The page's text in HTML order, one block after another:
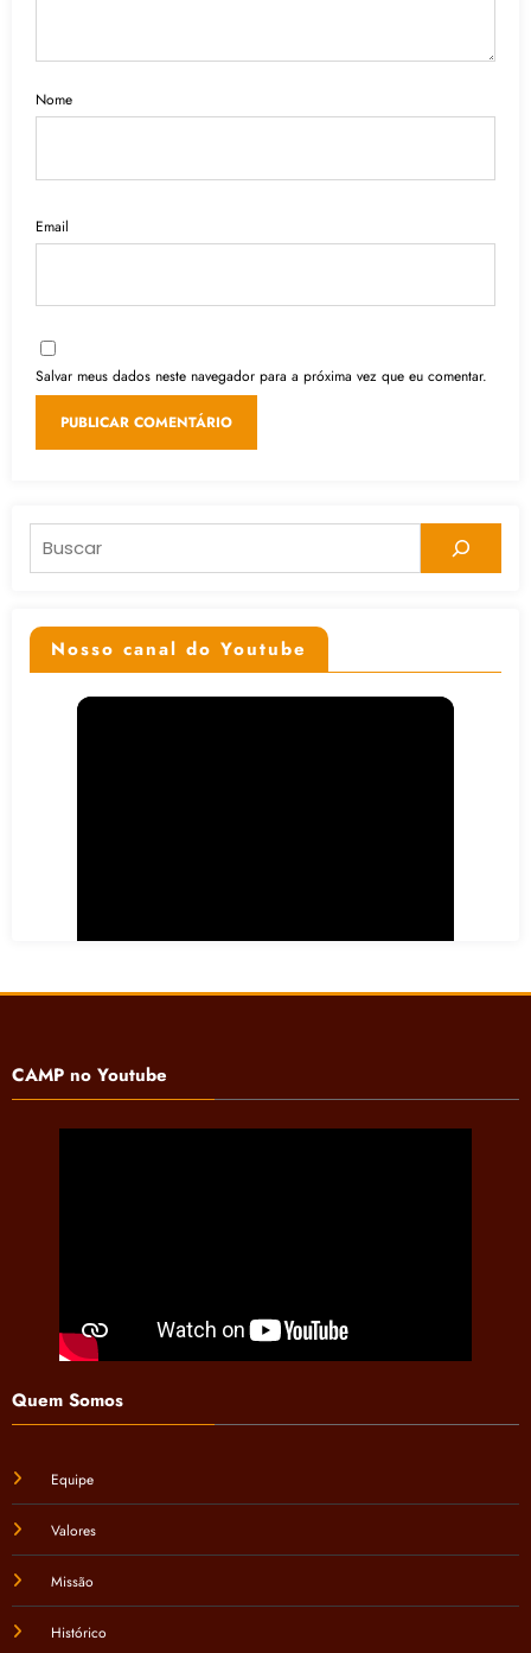
Nome
Email
Salvar meus dados neste navegador para a próxima vez que eu comentar.
Pesquisar
Nosso canal do Youtube
CAMP no Youtube
Quem Somos
Equipe
Valores
Missão
Histórico